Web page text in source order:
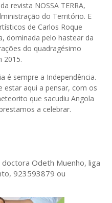
revista NOSSA TERRA,
do Território. E
de Carlos Roque
dominada pelo hastear da
do quadragésimo
2015.
é sempre a Independência.
estar aqui a pensar, com os
que sacudiu Angola
a celebrar.
doctora Odeth Muenho, liga
923593879 ou